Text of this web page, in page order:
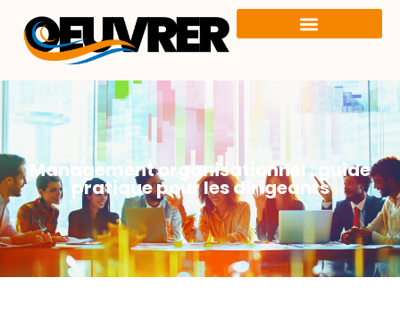
Management organisationnel : guide
pratique pour les dirigeants